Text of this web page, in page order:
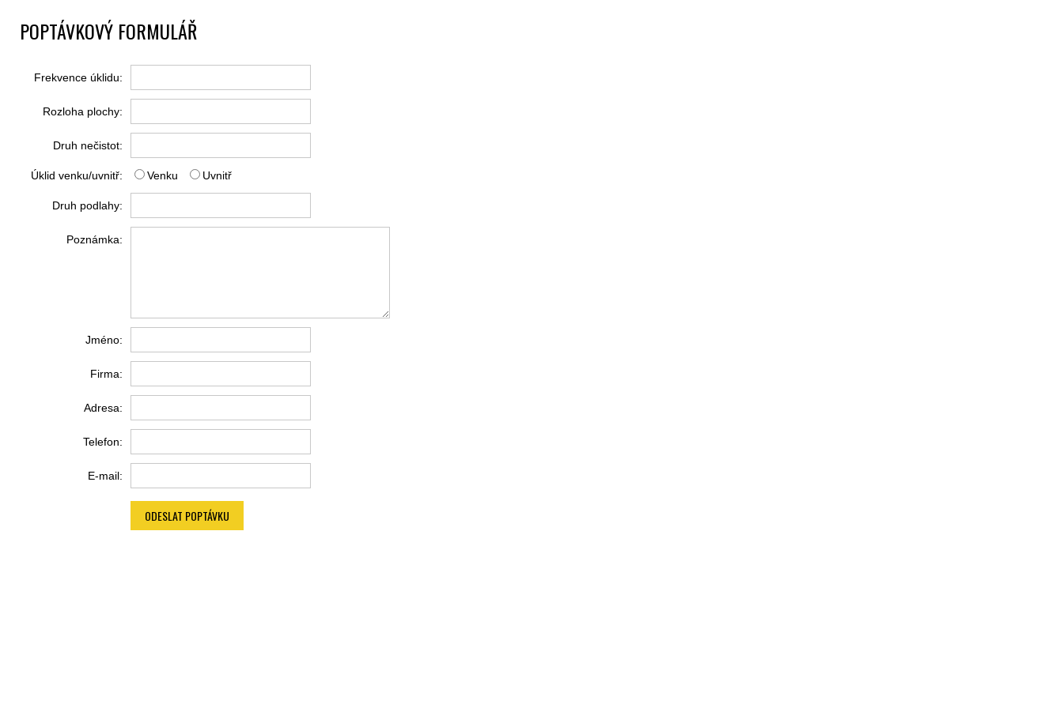
POPTÁVKOVÝ FORMULÁŘ
Frekvence úklidu:
Rozloha plochy:
Druh nečistot:
Úklid venku/uvnitř: Venku Uvnitř
Druh podlahy:
Poznámka:
Jméno:
Firma:
Adresa:
Telefon:
E-mail:
ODESLAT POPTÁVKU